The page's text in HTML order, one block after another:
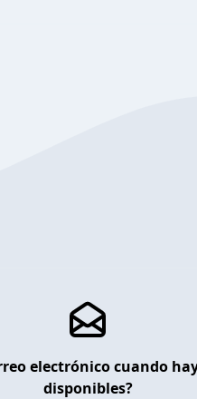
electrónico cuando
disponibles?